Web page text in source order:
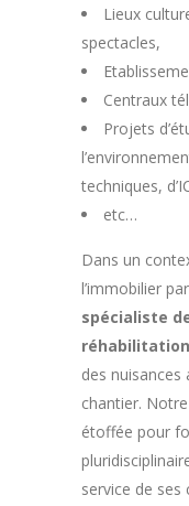
Lieux
spectacles,
Centraux
Projets
techniques,
etc…
Dans un
l’immobilier
spécialiste
des
chantier.
étoffée pour
service de ses